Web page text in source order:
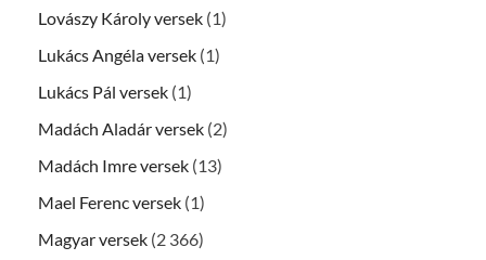
Lovászy Károly versek (1)
Lukács Angéla versek (1)
Lukács Pál versek (1)
Madách Aladár versek (2)
Madách Imre versek (13)
Mael Ferenc versek (1)
Magyar versek (2 366)